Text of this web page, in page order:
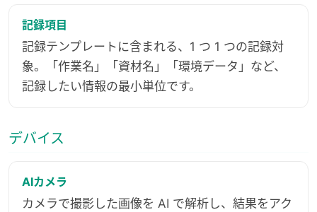
記録項目
記録テンプレートに含まれる、1 つ 1 つの記録対
象。「作業名」「資材名」「環境データ」など、
記録したい情報の最小単位です。
デバイス
AIカメラ
カメラで撮影した画像を AI で解析し、結果をアク